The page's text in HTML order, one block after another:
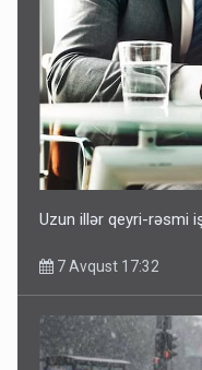
Uzun illər qeyri-rəsmi
7 Avqust 17:32